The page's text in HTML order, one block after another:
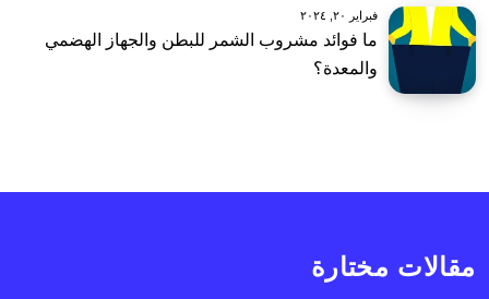
فبراير ٢٠, ٢٠٢٤
ما فوائد مشروب الشمر للبطن والجهاز الهضمي
والمعدة؟
مقالات مختارة